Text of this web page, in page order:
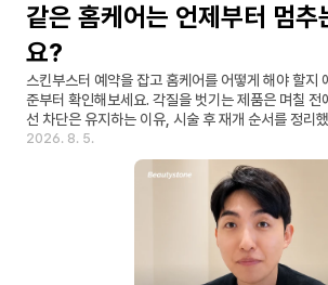
같은 홈케어는 언제부터 멈추
요?
스킨부스터 예약을 잡고 홈케어를 어떻게 해야 할지
준부터 확인해보세요. 각질을 벗기는 제품은 며칠 전
선 차단은 유지하는 이유, 시술 후 재개 순서를 정리
2026. 8. 5.